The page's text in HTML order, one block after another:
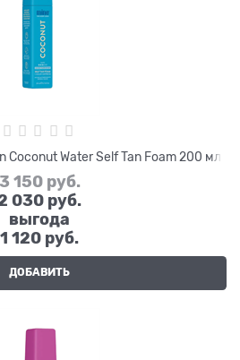
Coconut Water Self Tan Foam 200 мл
3 150 руб.
030 руб.
выгода
1 120 руб.
ДОБАВИТЬ